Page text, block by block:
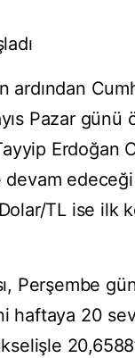
Pazar
Erdoğan
devam
TL ise ilk
Perşembe
20